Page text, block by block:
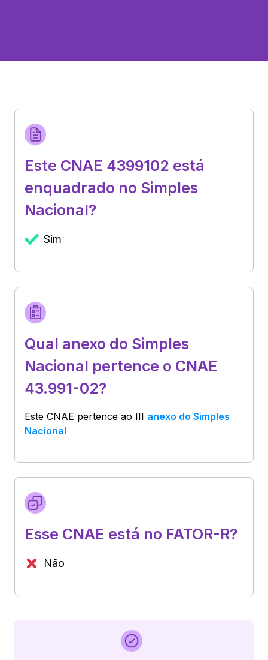
Este CNAE 4399102 está
enquadrado no Simples
Nacional?
Sim
Qual anexo do Simples
Nacional pertence o CNAE
43.991-02?
Este CNAE pertence ao III anexo do Simples
Nacional
Esse CNAE está no FATOR-R?
Não